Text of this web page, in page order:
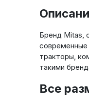
Бренд Mitas,
современные
тракторы,
такими
Все